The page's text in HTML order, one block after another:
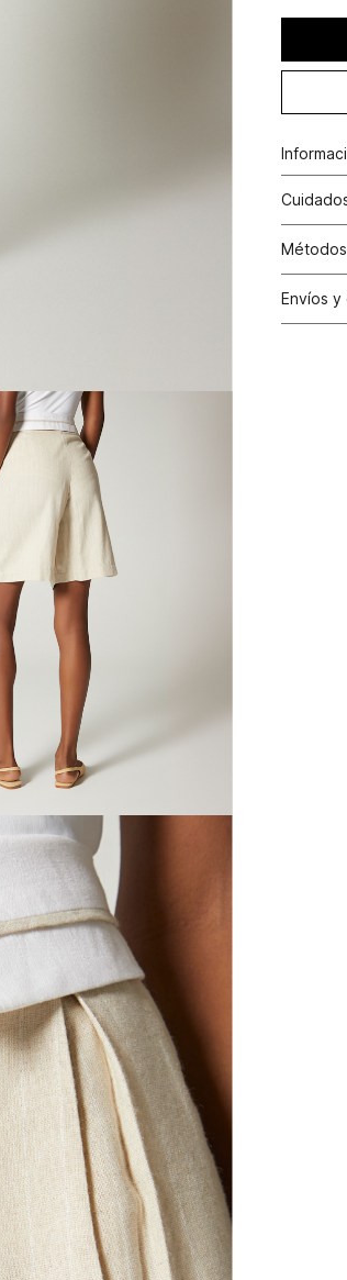
viscosa
Lavado
causar
Tarjetas
Envíos
de